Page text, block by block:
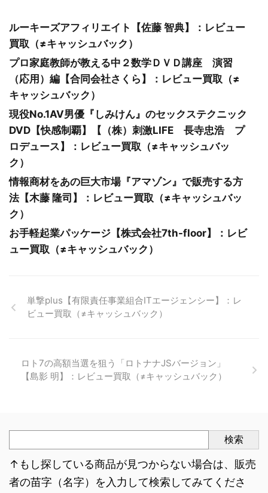
ルーキーズアフィリエイト【佐藤 智典】：レビュー
買取（≠キャッシュバック）
プロ家庭教師が教える中２数学ＤＶＤ講座 演習
（応用）編【合同会社さくら】：レビュー買取（≠
キャッシュバック）
現役No.1AV男優『しみけん』のセックステクニック
DVD【快感制覇】【（株）刺激LIFE 長寺忠浩 プ
ロデュース】：レビュー買取（≠キャッシュバッ
ク）
情報商材をあの巨大市場『アマゾン』で販売する方
法【木藤 隆司】：レビュー買取（≠キャッシュバッ
ク）
お手軽起業パッケージ【株式会社7th-floor】：レビ
ュー買取（≠キャッシュバック）
単撃plus【有限責任事業組合ITエージェンシー】：レ
ビュー買取（≠キャッシュバック）
ロト7の高額当選を狙う「ロトナナJSバージョン」
【島影 明】：レビュー買取（≠キャッシュバック）
検索
↑もし探している商品が見つからない場合は、販売
者の苗字（名字）を入力して検索してみてくださ